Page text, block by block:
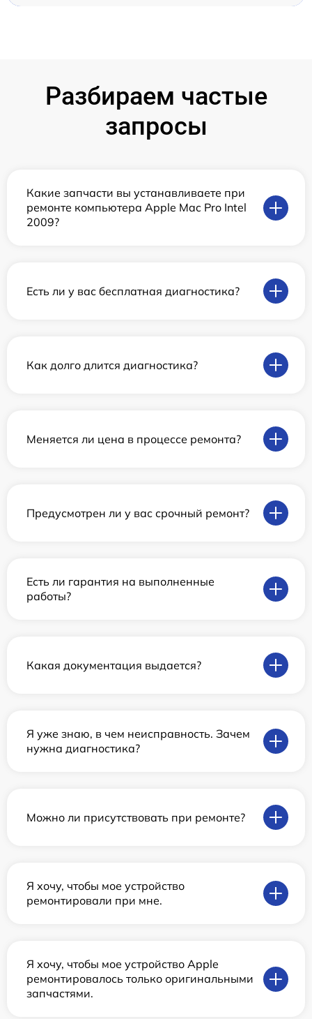
Разбираем частые
запросы
Какие запчасти вы устанавливаете при
ремонте компьютера Apple Mac Pro Intel
2009?
Есть ли у вас бесплатная диагностика?
Как долго длится диагностика?
Меняется ли цена в процессе ремонта?
Предусмотрен ли у вас срочный ремонт?
Есть ли гарантия на выполненные
работы?
Какая документация выдается?
Я уже знаю, в чем неисправность. Зачем
нужна диагностика?
Можно ли присутствовать при ремонте?
Я хочу, чтобы мое устройство
ремонтировали при мне.
Я хочу, чтобы мое устройство Apple
ремонтировалось только оригинальными
запчастями.